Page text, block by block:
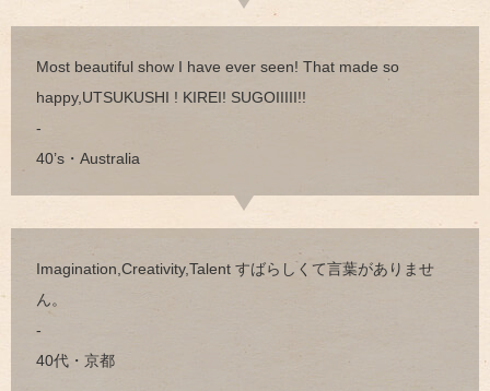
Most beautiful show I have ever seen! That made so
happy,UTSUKUSHI ! KIREI! SUGOIIIII!!
-
40’s・Australia
Imagination,Creativity,Talent すばらしくて言葉がありませ
ん。
-
40代・京都